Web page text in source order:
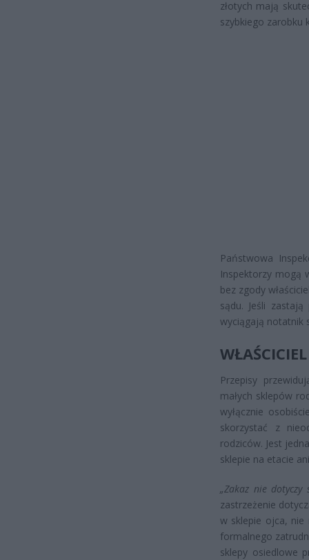
złotych mają
szybkiego zarobku
Państwowa
Inspektorzy mogą
bez zgody
sądu. Jeśli
wyciągają notatnik
Przepisy
małych sklepów
wyłącznie
skorzystać z
rodziców. Jest
sklepie na etacie
„Zakaz nie dotyczy
zastrzeżenie
w sklepie ojca, nie
formalnego
sklepy osiedlowe